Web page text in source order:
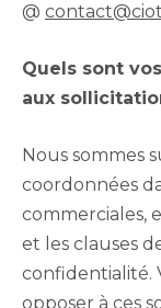
@
Quels sont
aux
Nous sommes
coordonnées
commerciales,
et les clauses
confidentialité.
opposer à ces